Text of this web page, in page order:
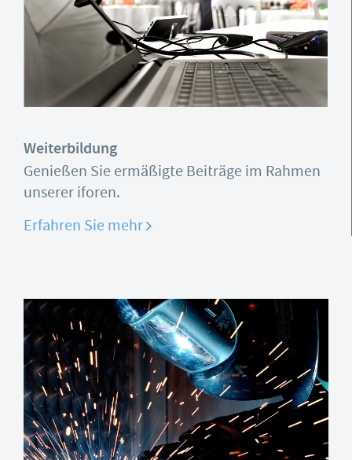
Weiterbildung
Genießen Sie ermäßigte Beiträge im Rahmen
unserer iforen.
Erfahren Sie mehr